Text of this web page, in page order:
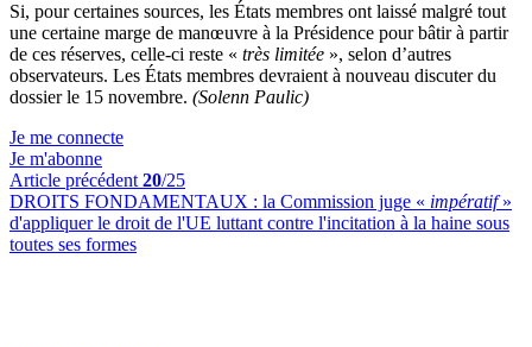
Si, pour certaines sources, les États membres ont laissé malgré tout
une certaine marge de manœuvre à la Présidence pour bâtir à partir
de ces réserves, celle-ci reste « très limitée », selon d’autres
observateurs. Les États membres devraient à nouveau discuter du
dossier le 15 novembre. (Solenn Paulic)
Je me connecte
Je m'abonne
Article précédent 20/25
DROITS FONDAMENTAUX : la Commission juge « impératif»
d'appliquer le droit de l'UE luttant contre l'incitation à la haine sous
toutes ses formes